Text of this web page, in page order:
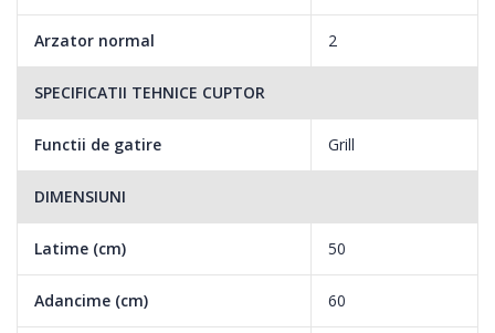
Arzator normal 2
SPECIFICATII TEHNICE CUPTOR
Functii de gatire Grill
DIMENSIUNI
Latime (cm) 50
Adancime (cm) 60